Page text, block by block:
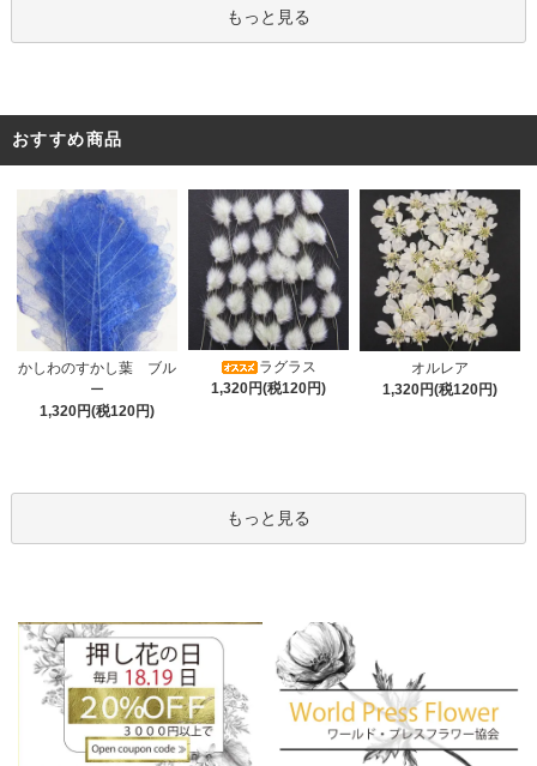
もっと見る
おすすめ商品
かしわのすかし葉 ブル
ー
1,320円(税120円)
ラグラス
1,320円(税120円)
オルレア
1,320円(税120円)
もっと見る